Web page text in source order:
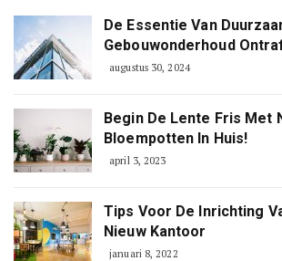
De Essentie Van
Gebouwonderhoud
augustus 30, 2024
Begin De Lente Fris Met
Bloempotten In Huis!
april 3, 2023
Tips Voor De Inrichting
Nieuw Kantoor
januari 8, 2022